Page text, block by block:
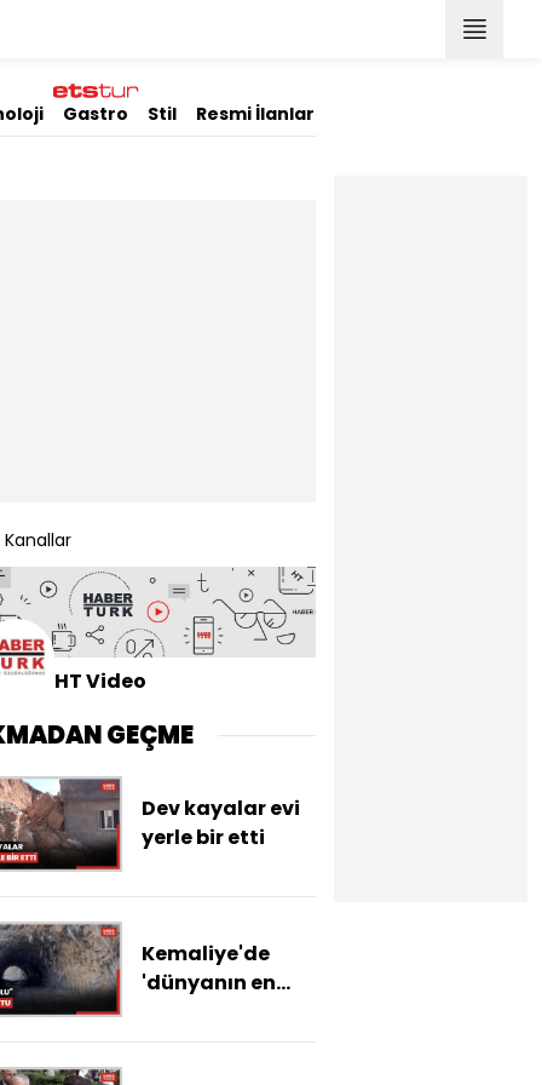
Gastro Stil Resmi İlanlar
HT Video
GEÇME
Dev kayalar evi
yerle bir etti
Kemaliye'de
'dünyanın en
arasında